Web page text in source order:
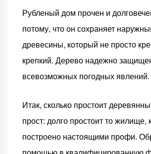
Рубленый дом прочен и
потому, что он сохраняет
древесины, который не просто
крепкий. Дерево надежно
всевозможных погодных явлений.
Итак, сколько простоит
прост: долго простоит то жилище,
построено настоящими профи.